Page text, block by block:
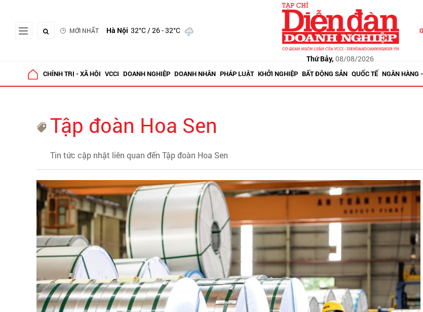
MỚI NHẤT Hà Nội 32°C/ 26 - 32°C
Thứ Bảy, 08/08/2026
CHÍNH TRỊ - XÃ HỘI VCCI DOANH NGHIỆP DOANH NHÂN PHÁP LUẬT KHỞI NGHIỆP BẤT ĐỘNG SẢN QUỐC TẾ NGÂN HÀNG
Tập đoàn Hoa Sen
Tin tức cập nhật liên quan đến Tập đoàn Hoa Sen